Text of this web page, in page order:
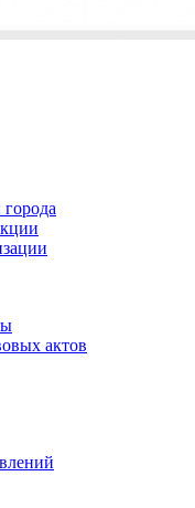
актов